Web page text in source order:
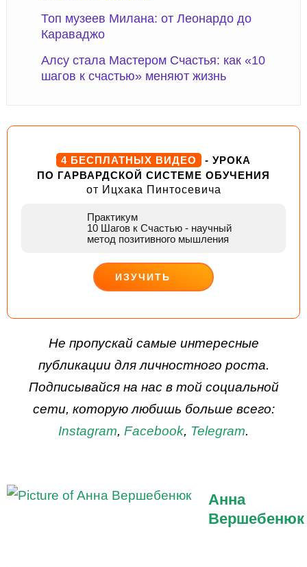
Топ музеев Милана: от Леонардо до
Караваджо
Алсу стала Мастером Счастья: как «10
шагов к счастью» меняют жизнь
4 БЕСПЛАТНЫХ ВИДЕО
- УРОКА
ПО ГАРВАРДСКОЙ СИСТЕМЕ ОБУЧЕНИЯ
от Ицхака Пинтосевича
Практикум
10 Шагов к Счастью - научный
метод позитивного мышления
ИЗУЧИТЬ
Не пропускай самые интересные
публикации для личностного роста.
Подписывайся на нас в той социальной
сети, которую любишь больше всего:
Instagram, Facebook, Telegram.
Анна
Вершебенюк